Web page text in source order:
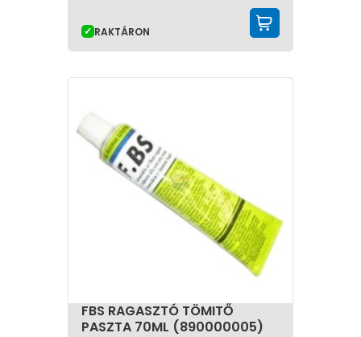
RAKTÁRON
FBS RAGASZTÓ TÖMITŐ
PASZTA 70ML (890000005)